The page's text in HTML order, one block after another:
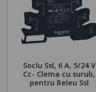
Soclu Ssl, 6 A, 5/24 V
Cc- Clema cu surub,
pentru Releu Ssl